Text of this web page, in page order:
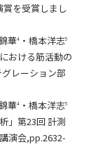
を受賞しまし
華4 ・橋本洋志5
おける筋活動の
レーション部
華4 ・橋本洋志5
」第23回 計測
演会,pp.2632-